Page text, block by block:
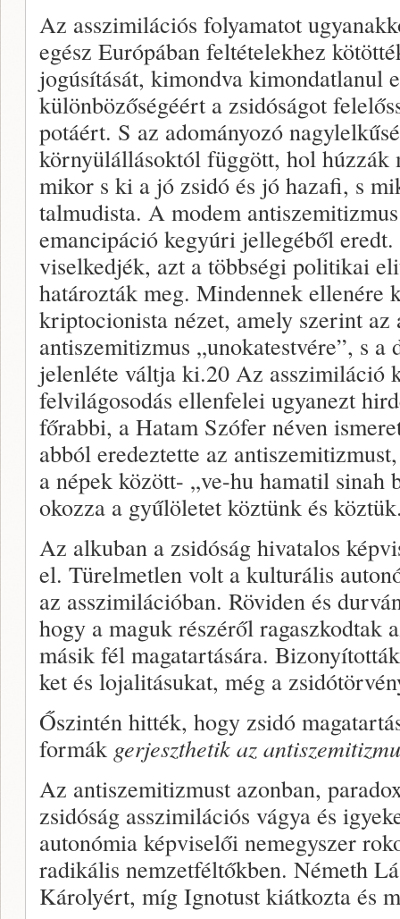
Az asszimilációs folyamatot
egész Európában feltételekhez
jogúsítását, kimondva kimondatlanul
különbözőségéért a zsidóságot
potáért. S az adományozó
környülállásoktól függött, hol húzzák
mikor s ki a jó zsidó és jó hazafi, s
talmudista. A modem
emancipáció kegyúri jellegéből
viselkedjék, azt a többségi politikai
határozták meg. Mindennek ellenére
kriptocionista nézet, amely szerint az
antiszemitizmus „unokatestvére”, s a
jelenléte váltja ki.20 Az asszimiláció
felvilágosodás ellenfelei ugyanezt
főrabbi, a Hatam Szófer néven
abból eredeztette az
a népek között- „ve-hu hamatil sinah
okozza a gyűlöletet köztünk és
Az alkuban a zsidóság hivatalos
el. Türelmet­len volt a kulturális
az asszimilációban. Röviden és
hogy a maguk részéről ragaszkodtak
másik fél magatartására.
ket és lojalitásukat, még a
Őszintén hitték, hogy zsidó
formák gerjeszthe­tik az
Az antiszemitizmust azonban,
zsidóság asszimilá­ciós vágya és
autonómia képviselői nemegyszer
radikális nemzetféltőkben. Németh
Károlyért, míg Ignotust kiátkozta és